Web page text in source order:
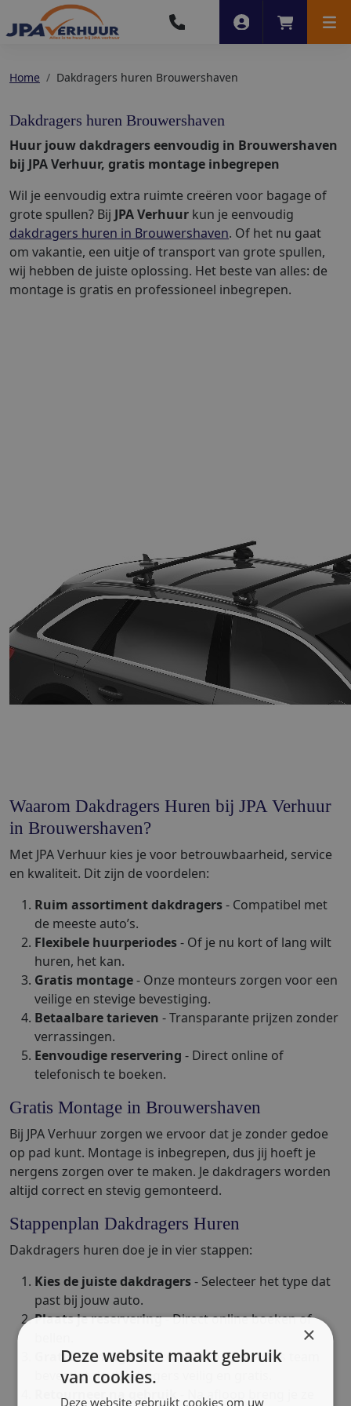
Account
Home Dakdragers huren Brouwershaven
Dakdragers huren Brouwershaven
Huur jouw dakdragers eenvoudig in Brouwershaven
bij JPA Verhuur, gratis montage inbegrepen
Wil je eenvoudig extra ruimte creëren voor bagage of
grote spullen? Bij JPA Verhuur kun je eenvoudig
dakdragers huren in Brouwershaven. Of het nu gaat
om vakantie, een uitje of transport van grote spullen,
wij hebben de juiste oplossing. Het beste van alles: de
montage is gratis en professioneel inbegrepen.
Waarom Dakdragers Huren bij JPA Verhuur
in Brouwershaven?
Met JPA Verhuur kies je voor betrouwbaarheid, service
en kwaliteit. Dit zijn de voordelen:
Ruim assortiment dakdragers- Compatibel met
de meeste auto’s.
Flexibele huurperiodes- Of je nu kort of lang wilt
huren, het kan.
Gratis montage- Onze monteurs zorgen voor een
veilige en stevige bevestiging.
Betaalbare tarieven - Transparante prijzen zonder
verrassingen.
Eenvoudige reservering - Direct online of
telefonisch te boeken.
Gratis Montage in Brouwershaven
Bij JPA Verhuur zorgen we ervoor dat je zonder gedoe
op pad kunt. Montage is inbegrepen, dus jij hoeft je
nergens zorgen over te maken. Je dakdragers worden
altijd correct en stevig gemonteerd.
Stappenplan Dakdragers Huren
Dakdragers huren doe je in vier stappen:
Kies de juiste dakdragers- Selecteer het type dat
past bij jouw auto.
Plaats je reservering- Direct online boeken of
Gratis montage in Brouwershaven- Ons team
bevestigt de dakdragers veilig en gratis.
Retourneer na gebruik
- Na afloop breng je ze
×
Deze website maakt gebruik
van cookies.
Deze website gebruikt cookies om uw